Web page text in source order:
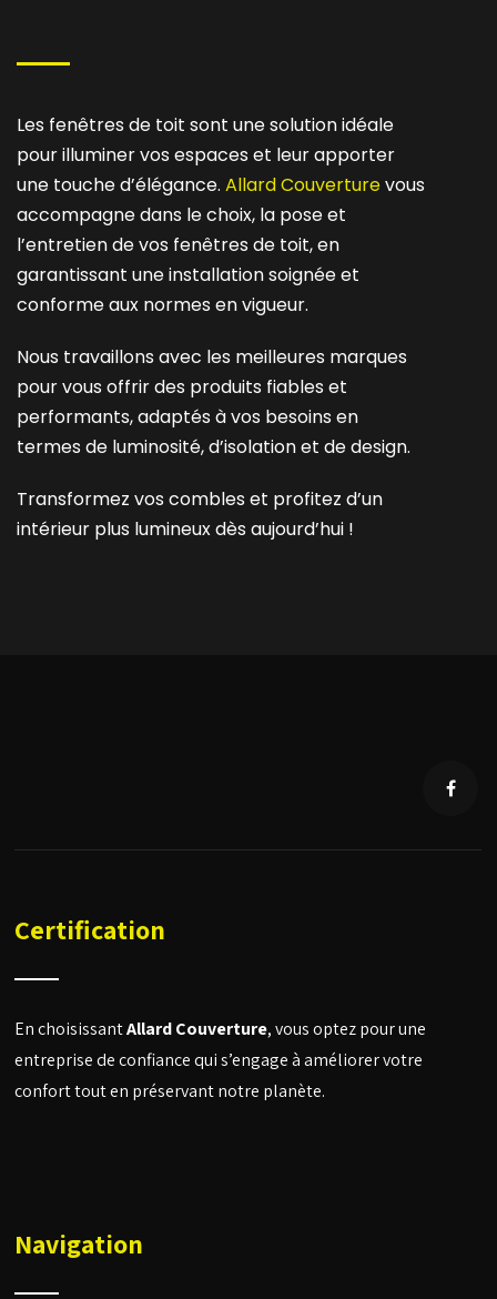
Les fenêtres de toit sont une solution idéale
pour illuminer vos espaces et leur apporter
une touche d’élégance. Allard Couverturevous
accompagne dans le choix, la pose et
l’entretien de vos fenêtres de toit, en
garantissant une installation soignée et
conforme aux normes en vigueur.
Nous travaillons avec les meilleures marques
pour vous offrir des produits fiables et
performants, adaptés à vos besoins en
termes de luminosité, d’isolation et de design.
Transformez vos combles et profitez d’un
intérieur plus lumineux dès aujourd’hui !
Certification
En choisissantAllard Couverture, vous optez pour une
entreprise de confiance qui s’engage à améliorer votre
confort tout en préservant notre planète.
Navigation